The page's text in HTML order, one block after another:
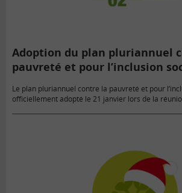
Adoption du plan pluriannuel
pauvreté et pour l’inclusion
Le plan pluriannuel contre la pauvreté et pour
officiellement adopté le 21 janvier lors de la